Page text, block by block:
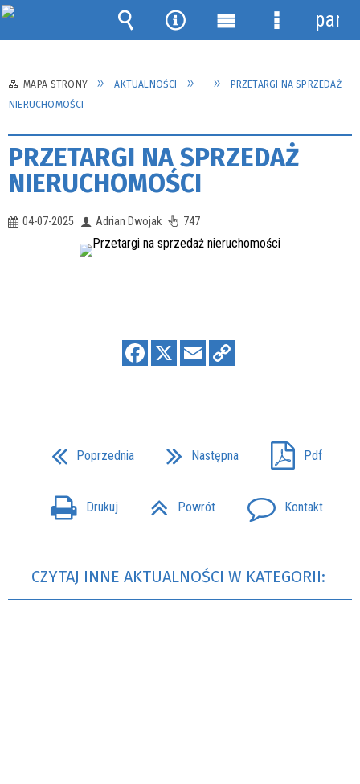
MAPA STRONY AKTUALNOŚCI
PRZETARGI NA SPRZEDAŻ
NIERUCHOMOŚCI
PRZETARGI NA SPRZEDAŻ
NIERUCHOMOŚCI
04-07-2025 Adrian Dwojak 747
Poprzednia Następna Pdf
Drukuj Powrót Kontakt
CZYTAJ INNE AKTUALNOŚCI W KATEGORII:
Wyszukiwarka
Narzędzia
Menu Menu
panel